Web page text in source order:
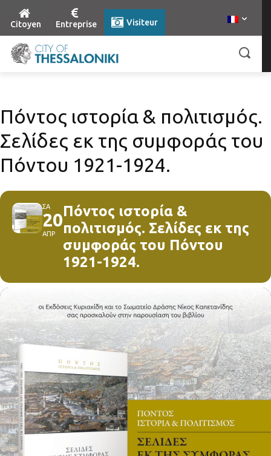
Citoyen Entreprise Visiteur
Πόντος ιστορία & πολιτισμός.
Σελίδες εκ της συμφοράς του
Πόντου 1921-1924.
ΣΑ
20
ΑΠΡ
Πόντος ιστορία &
πολιτισμός. Σελίδες εκ της
συμφοράς του Πόντου
1921-1924.